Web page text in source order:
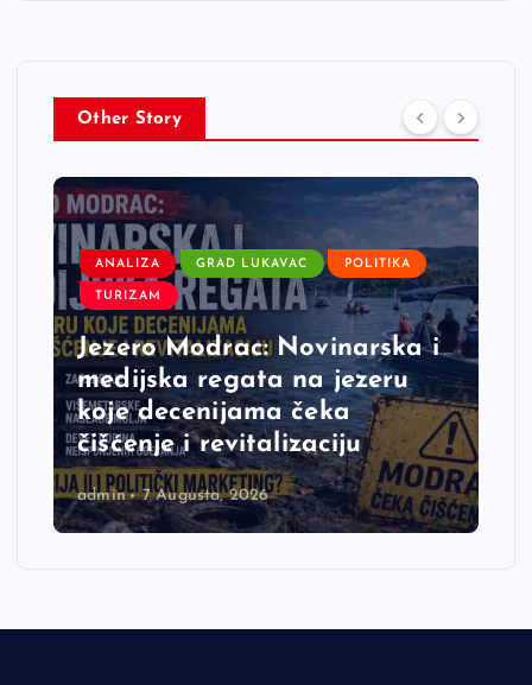
Other Story
ANALIZA GRAD LUKAVAC POLITIKA
TURIZAM
Jezero Modrac: Novinarska i
medijska regata na jezeru
koje decenijama čeka
čišćenje i revitalizaciju
admin 7 Augusta, 2026